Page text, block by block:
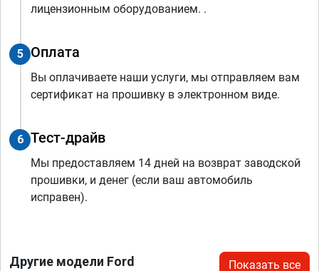
лицензионным оборудованием. .
5 Оплата
Вы оплачиваете наши услуги, мы отправляем вам
сертификат на прошивку в электронном виде.
6 Тест-драйв
Мы предоставляем 14 дней на возврат заводской
прошивки, и денег (если ваш автомобиль
исправен).
Другие модели Ford Показать все